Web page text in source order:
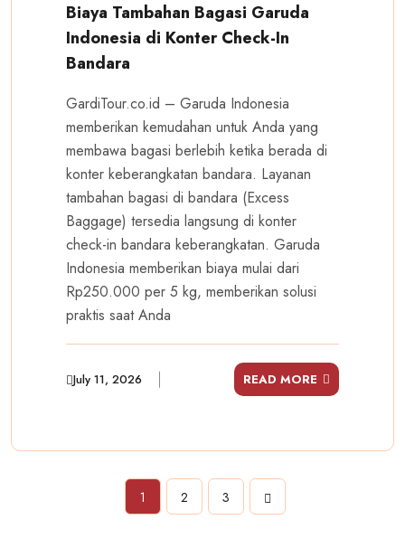
Biaya Tambahan Bagasi Garuda
Indonesia di Konter Check-In
Bandara
GardiTour.co.id – Garuda Indonesia
memberikan kemudahan untuk Anda yang
membawa bagasi berlebih ketika berada di
konter keberangkatan bandara. Layanan
tambahan bagasi di bandara (Excess
Baggage) tersedia langsung di konter
check-in bandara keberangkatan. Garuda
Indonesia memberikan biaya mulai dari
Rp250.000 per 5 kg, memberikan solusi
praktis saat Anda
July 11, 2026 READ MORE
1 2 3